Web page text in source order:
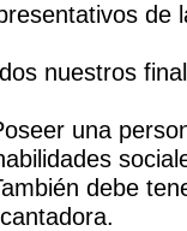
de
nuestros
una
debe